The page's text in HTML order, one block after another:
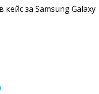
за Samsung Galaxy